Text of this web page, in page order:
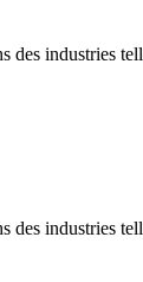
industries
industries